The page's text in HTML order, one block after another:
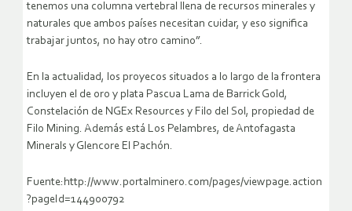
tenemos una columna vertebral llena de recursos minerales y
naturales que ambos países necesitan cuidar, y eso significa
trabajar juntos, no hay otro camino”.
En la actualidad, los proyecos situados a lo largo de la frontera
incluyen el de oro y plata Pascua Lama de Barrick Gold,
Constelación de NGEx Resources y Filo del Sol, propiedad de
Filo Mining. Además está Los Pelambres, de Antofagasta
Minerals y Glencore El Pachón.
Fuente:http://www.portalminero.com/pages/viewpage.action
?pageId=144900792